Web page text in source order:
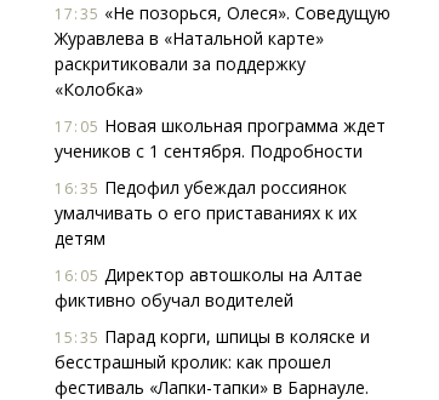
17:35 «Не позорься, Олеся». Соведущую
Журавлева в «Натальной карте»
раскритиковали за поддержку
«Колобка»
17:05 Новая школьная программа ждет
учеников с 1 сентября. Подробности
16:35 Педофил убеждал россиянок
умалчивать о его приставаниях к их
детям
16:05 Директор автошколы на Алтае
фиктивно обучал водителей
15:35 Парад корги, шпицы в коляске и
бесстрашный кролик: как прошел
фестиваль «Лапки-тапки» в Барнауле.